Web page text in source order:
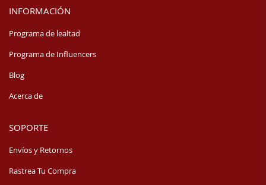
INFORMACIÓN
Programa de lealtad
Programa de Influencers
Blog
Acerca de
SOPORTE
Envíos y Retornos
Rastrea Tu Compra